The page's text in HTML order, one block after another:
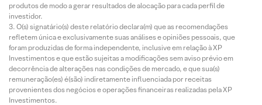
produtos de modo a gerar resultados de alocação para cada perfil de
investidor.
O(s) signatário(s) deste relatório declara(m) que as recomendações
refletem única e exclusivamente suas análises e opiniões pessoais, que
foram produzidas de forma independente, inclusive em relação à XP
Investimentos e que estão sujeitas a modificações sem aviso prévio em
decorrência de alterações nas condições de mercado, e que sua(s)
remuneração(es) é(são) indiretamente influenciada por receitas
provenientes dos negócios e operações financeiras realizadas pela XP
Investimentos.